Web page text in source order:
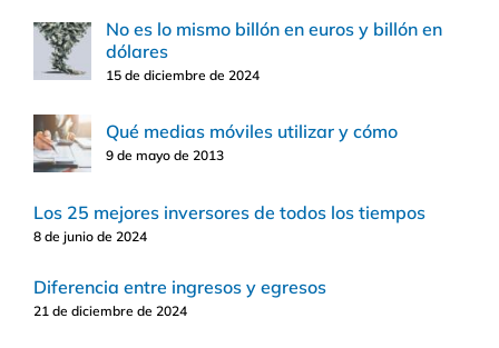
No es lo mismo billón en euros y billón en
dólares
15 de diciembre de 2024
Qué medias móviles utilizar y cómo
9 de mayo de 2013
Los 25 mejores inversores de todos los tiempos
8 de junio de 2024
Diferencia entre ingresos y egresos
21 de diciembre de 2024